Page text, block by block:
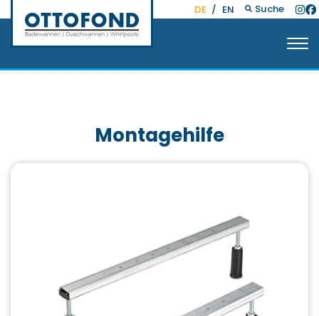
DE / EN Suche
Montagehilfe